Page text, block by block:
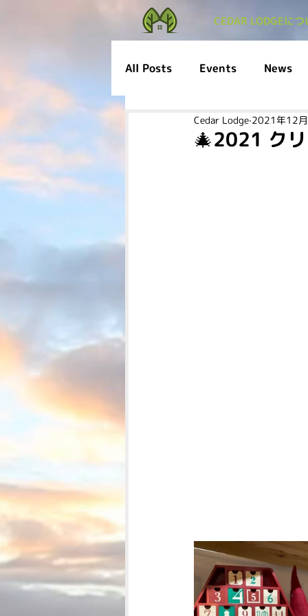
CEDAR LODGEに
All Posts Events News
🎄2021 ク
Cedar Lodge 2021年12